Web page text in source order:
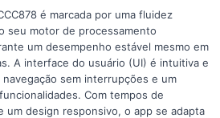
é marcada por uma fluidez
seu motor de processamento
um desempenho estável mesmo em
A interface do usuário (UI) é intuitiva e
sem interrupções e um
Com tempos de
um design responsivo, o app se adapta